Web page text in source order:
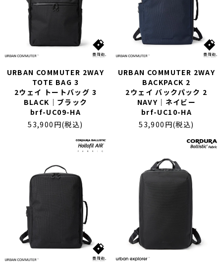
URBAN COMMUTER 2WAY
TOTE BAG 3
2ウェイ トートバッグ 3
BLACK｜ブラック
brf-UC09-HA
53,900円(税込)
URBAN COMMUTER 2WAY
BACKPACK 2
2ウェイ バックパック 2
NAVY｜ネイビー
brf-UC10-HA
53,900円(税込)